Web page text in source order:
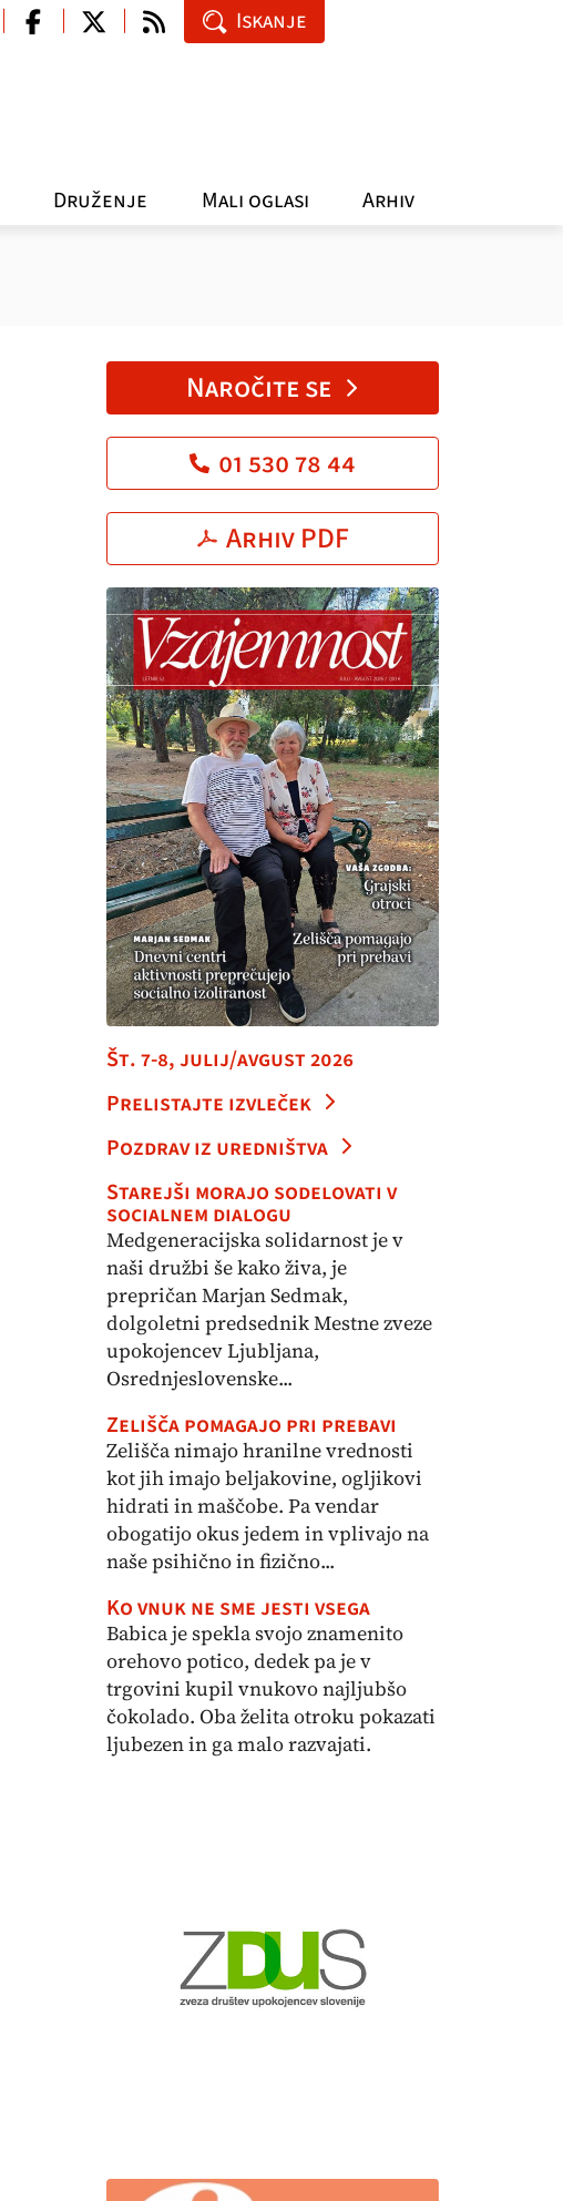
Druženje Mali oglasi Arhiv
Iskanje
Naročite se
01 530 78 44
Arhiv PDF
Št. 7-8, julij/avgust 2026
Prelistajte izvleček
Pozdrav iz uredništva
Starejši morajo sodelovati v
socialnem dialogu
Medgeneracijska solidarnost je v
naši družbi še kako živa, je
prepričan Marjan Sedmak,
dolgoletni predsednik Mestne zveze
upokojencev Ljubljana,
Osrednjeslovenske...
Zelišča pomagajo pri prebavi
Zelišča nimajo hranilne vrednosti
kot jih imajo beljakovine, ogljikovi
hidrati in maščobe. Pa vendar
obogatijo okus jedem in vplivajo na
naše psihično in fizično...
Ko vnuk ne sme jesti vsega
Babica je spekla svojo znamenito
orehovo potico, dedek pa je v
trgovini kupil vnukovo najljubšo
čokolado. Oba želita otroku pokazati
ljubezen in ga malo razvajati.